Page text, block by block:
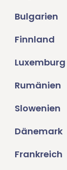
Bulgarien
Finnland
Luxemburg
Rumänien
Slowenien
Dänemark
Frankreich